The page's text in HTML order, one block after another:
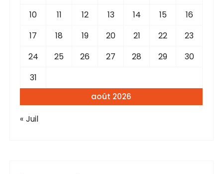
août 2026
10
11 12 13 14 15
16
17
18 19 20 21 22
23
24
25 26 27 28 29
30
31
« Juil